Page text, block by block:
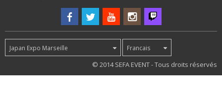
Japan Expo Marseille Francais
© 2014 SEFA EVENT - Tous droits réservés